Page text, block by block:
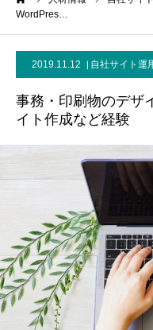
WordPres…
2019.11.12 自社サイト運
事務・印刷物のデザ
イト作成など経験
インタビュー
お問い合わせ